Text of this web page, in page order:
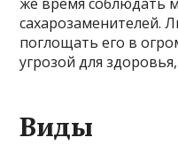
сахарозаменителей.
поглощать его в
угрозой для
Виды